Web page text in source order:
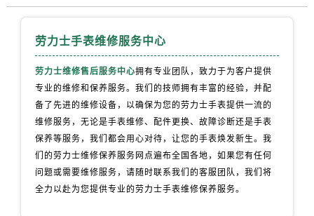
四川省南充市高坪区江东大道劳力士售后服务中心（需提前预约）
劳力士手表维修服务中心
劳力士维修售后服务中心拥有专业团队，致力于为客户提供
专业的维修和保养服务。我们的技师拥有丰富的经验，并配
备了先进的维修设备，以确保为您的劳力士手表提供一流的
维修服务，无论是手表维修、配件更换、故障诊断还是手表
保养等服务，我们都会用心对待，让您的手表焕发新生。我
们的劳力士维修保养服务网点遍布全国各地，如果您有任何
问题或需要维修服务，请随时联系我们的客服团队，我们将
全力以赴为您提供专业的劳力士手表维修保养服务。